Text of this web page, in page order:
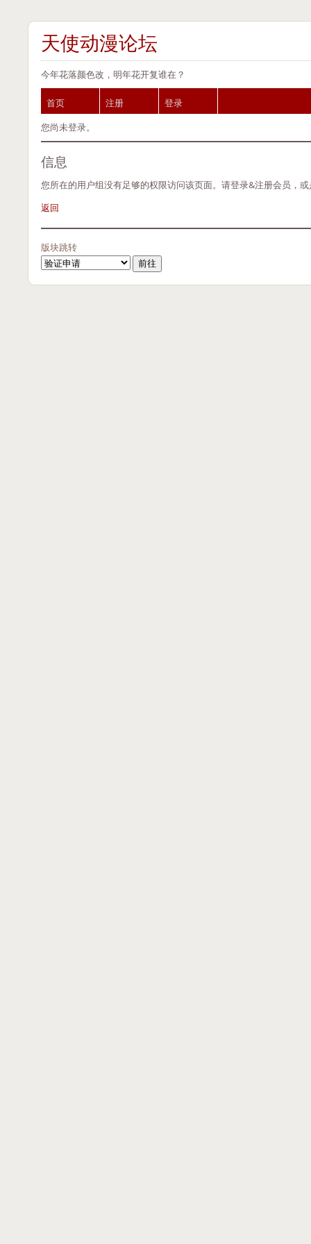
天使动漫论坛
今年花落颜色改，明年花开复谁在？
首页 注册
登录
您尚未登录。
信息
您所在的用户组没有足够的权限访问该页面。请登录&注册会员，
返回
版块跳转